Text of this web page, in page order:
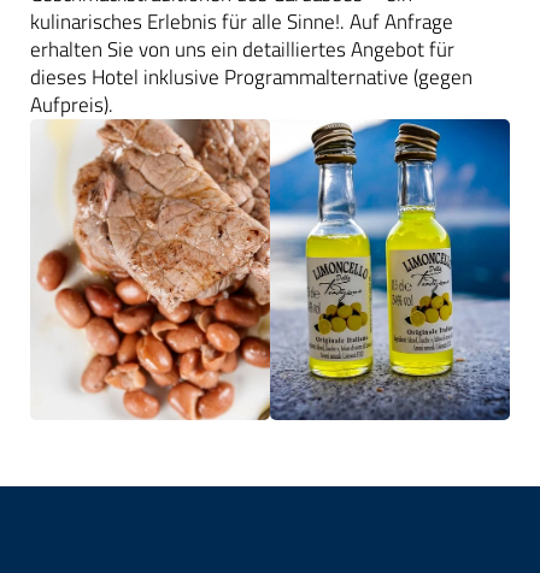
kulinarisches Erlebnis für alle Sinne!. Auf Anfrage
erhalten Sie von uns ein detailliertes Angebot für
dieses Hotel inklusive Programmalternative (gegen
Aufpreis).